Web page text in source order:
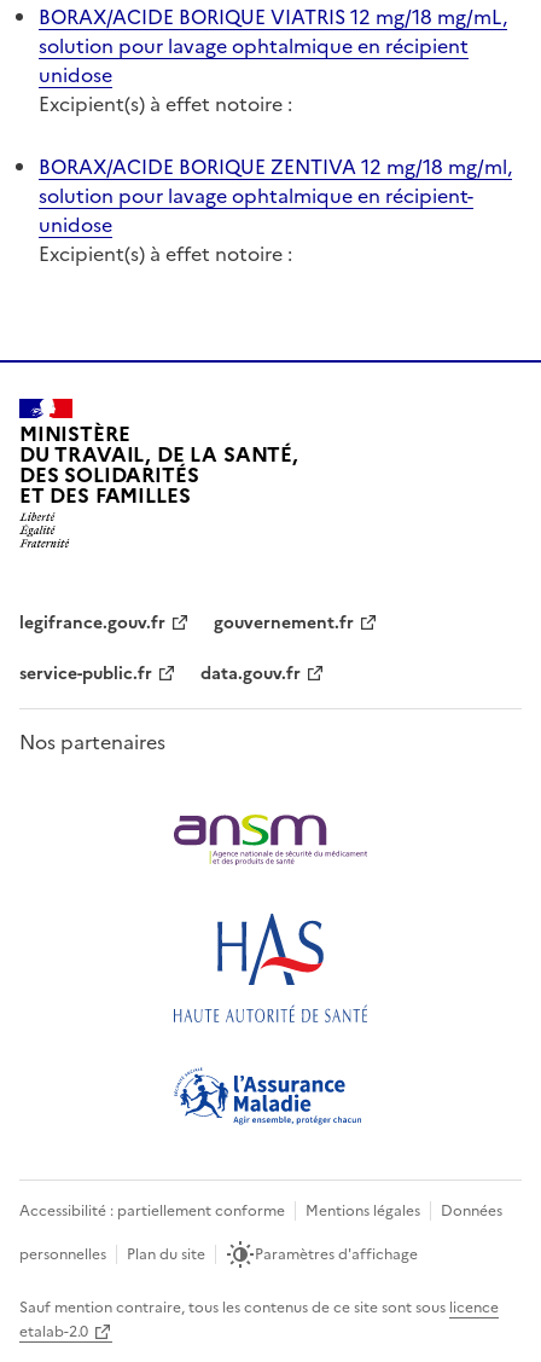
BORAX/ACIDE BORIQUE VIATRIS 12 mg/18 mg/mL,
solution pour lavage ophtalmique en récipient
unidose
Excipient(s) à effet notoire :
BORAX/ACIDE BORIQUE ZENTIVA 12 mg/18 mg/ml,
solution pour lavage ophtalmique en récipient-
unidose
Excipient(s) à effet notoire :
MINISTÈRE
DU TRAVAIL, DE LA SANTÉ,
DES SOLIDARITÉS
ET DES FAMILLES
legifrance.gouv.fr
gouvernement.fr
service-public.fr
data.gouv.fr
Nos partenaires
Accessibilité : partiellement conforme Mentions légales
Données
personnelles
Plan du site Paramètres d'affichage
Sauf mention contraire, tous les contenus de ce site sont sous licence
etalab-2.0